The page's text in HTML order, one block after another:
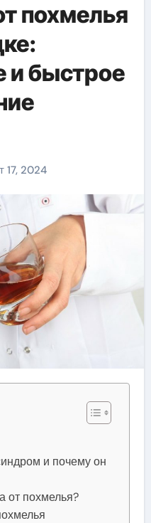
похмелья
и быстрое
17, 2024
и почему он
от похмелья?